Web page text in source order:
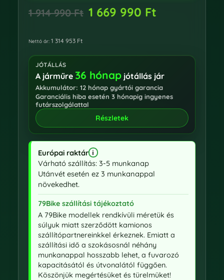
1 914 990Ft 1 669 990 Ft
Nettó ár: 1 314 953 Ft
JÓTÁLLÁS
A járműre 36 hónapjótállás jár
Akkumulátor: 12 hónap gyártói garancia
Garanciális hiba esetén 3 hónapig ingyenes
futárszolgálattal
Részletek
Európai raktár iEU raktár információk megnyitása
Várható szállítás: 3-5 munkanap
Utánvét esetén ez 3 munkanappal
növekedhet.
79Bike szállítási tájékoztató
A 79Bike modellek rendkívüli méretük és
súlyuk miatt szerződött kamionos
szállítópartnereinkkel érkeznek. Emiatt a
szállítási idő a szokásosnál néhány
munkanappal hosszabb lehet, a fuvarozó
kapacitásától és útvonalától függően.
Köszönjük megértésüket és türelmüket!